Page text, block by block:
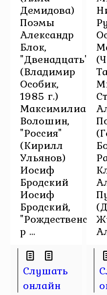
Демидова)
Поэмы
Александр
Блок,
"Двенадцать"
(Владимир
Особик,
1985 г.)
Максимилиан
Волошин,
"Россия"
(Кирилл
Ульянов)
Иосиф
Бродский
Иосиф
Бродский,
"Рождественский
р ...
Слушать
онлайн